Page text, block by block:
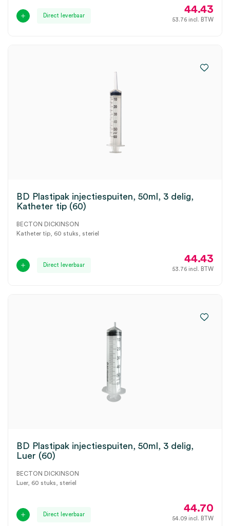
Direct leverbaar
44.43
53.76 incl. BTW
BD Plastipak injectiespuiten, 50ml, 3 delig,
Katheter tip (60)
BECTON DICKINSON
Katheter tip, 60 stuks, steriel
Direct leverbaar
44.43
53.76 incl. BTW
BD Plastipak injectiespuiten, 50ml, 3 delig,
Luer (60)
BECTON DICKINSON
Luer, 60 stuks, steriel
Direct leverbaar
44.70
54.09 incl. BTW